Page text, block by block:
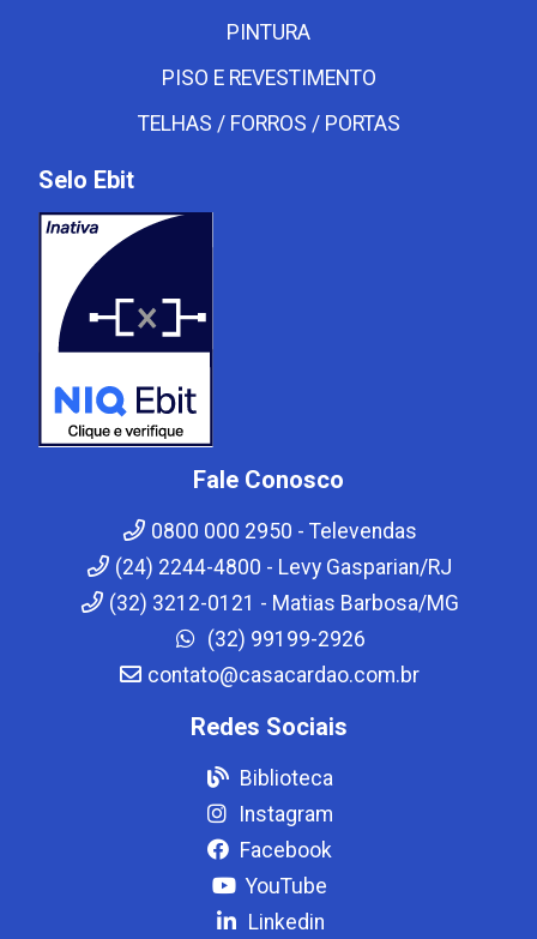
PINTURA
PISO E REVESTIMENTO
TELHAS / FORROS / PORTAS
Selo Ebit
Fale Conosco
0800 000 2950 - Televendas
(24) 2244-4800 - Levy Gasparian/RJ
(32) 3212-0121 - Matias Barbosa/MG
(32) 99199-2926
contato@casacardao.com.br
Redes Sociais
Biblioteca
Instagram
Facebook
YouTube
Linkedin